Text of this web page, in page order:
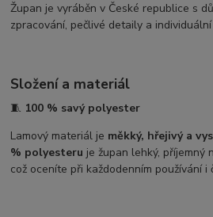
Župan je vyráběn v České republice s
zpracování, pečlivé detaily a
Složení a materiál
🧵 100 % savý polyester
Lamový materiál je měkký, hřejivý a
% polyesteru je župan lehký, příjemný
což oceníte při každodenním používání i